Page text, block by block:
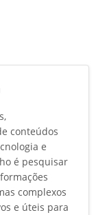
conteúdos
e
é pesquisar
complexos
e úteis para